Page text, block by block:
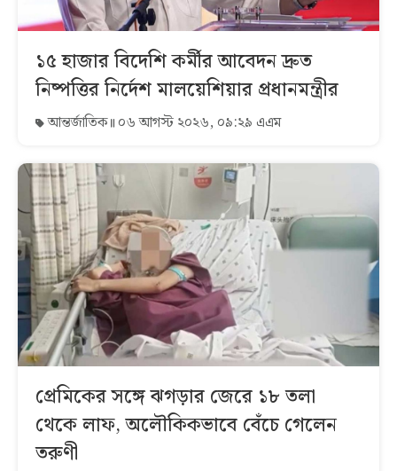
১৫ হাজার বিদেশি কর্মীর আবেদন দ্রুত
নিষ্পত্তির নির্দেশ মালয়েশিয়ার প্রধানমন্ত্রীর
আন্তর্জাতিক ০৬ আগস্ট ২০২৬, ০৯:২৯ এএম
প্রেমিকের সঙ্গে ঝগড়ার জেরে ১৮ তলা
থেকে লাফ, অলৌকিকভাবে বেঁচে গেলেন
তরুণী